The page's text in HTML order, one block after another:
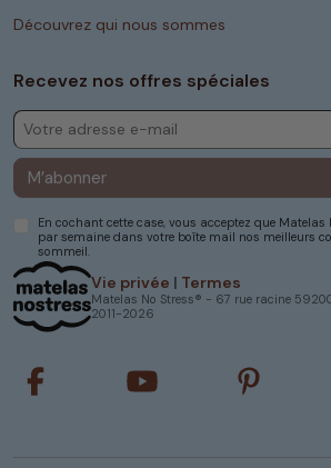
Vie privée | Termes
Matelas No Stress® - 67 rue racine
2011-2026
Découvrez qui nous sommes
Recevez nos offres spéciales
M’abonner
En cochant cette case, vous acceptez que Matelas
par semaine dans votre boîte mail nos meilleurs
sommeil.